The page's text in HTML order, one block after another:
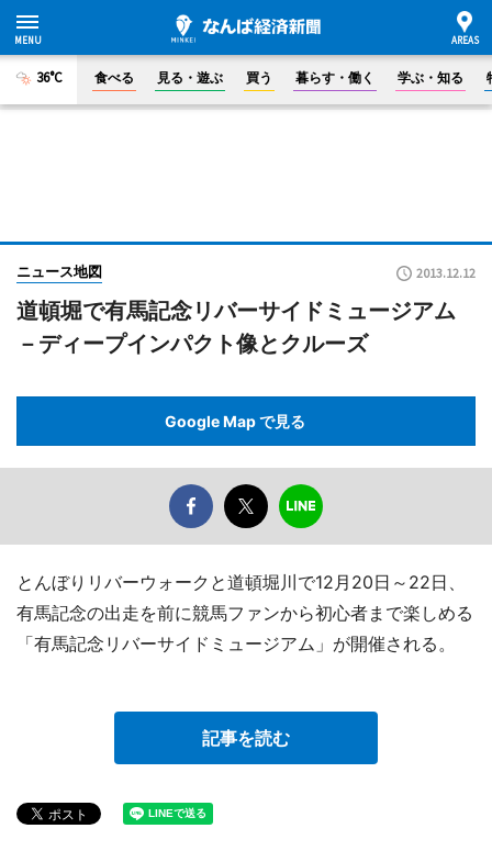
36°C 食べる 見る・遊ぶ 買う 暮らす・働く 学ぶ・知る
ニュース地図 2013.12.12
道頓堀で有馬記念リバーサイドミュージアム
－ディープインパクト像とクルーズ
Google Map で見る
とんぼりリバーウォークと道頓堀川で12月20日～22日、
有馬記念の出走を前に競馬ファンから初心者まで楽しめる
「有馬記念リバーサイドミュージアム」が開催される。
記事を読む